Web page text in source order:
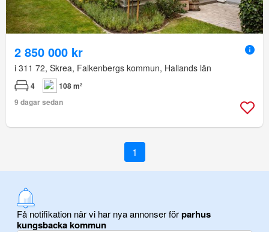
2 850 000 kr
i 311 72, Skrea, Falkenbergs kommun, Hallands län
4
108 m²
9 dagar sedan
1
Få notifikation när vi har nya annonser förparhus
kungsbacka kommun